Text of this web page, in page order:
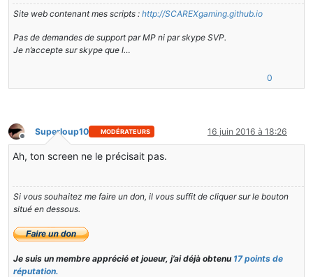
Site web contenant mes scripts : http://SCAREXgaming.github.io
Pas de demandes de support par MP ni par skype SVP.
Je n’accepte sur skype que l…
0
Hors-ligne
Superloup10 MODÉRATEURS 16 juin 2016 à 18:26
Ah, ton screen ne le précisait pas.
Si vous souhaitez me faire un don, il vous suffit de cliquer sur le bouton
situé en dessous.
Je suis un membre apprécié et joueur, j’ai déjà obtenu 17 points de
réputation.